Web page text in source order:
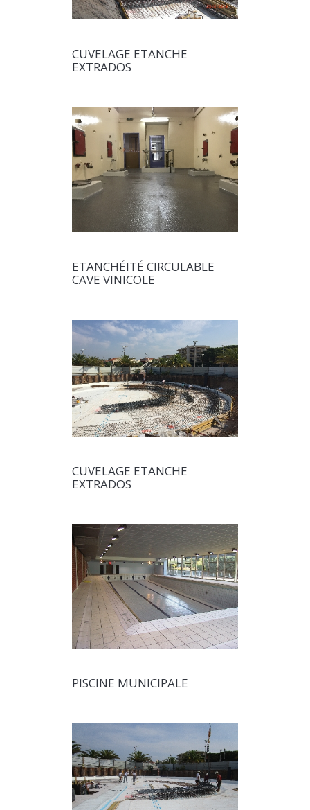
CUVELAGE ETANCHE
EXTRADOS
ETANCHÉITÉ CIRCULABLE
CAVE VINICOLE
CUVELAGE ETANCHE
EXTRADOS
PISCINE MUNICIPALE